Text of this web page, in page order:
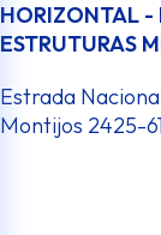
HORIZONTAL -
ESTRUTURAS
Estrada
Montijos 2425-